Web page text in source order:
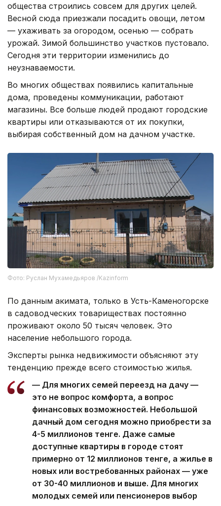
общества строились совсем для других целей.
Весной сюда приезжали посадить овощи, летом
— ухаживать за огородом, осенью — собрать
урожай. Зимой большинство участков пустовало.
Сегодня эти территории изменились до
неузнаваемости.
Во многих обществах появились капитальные
дома, проведены коммуникации, работают
магазины. Все больше людей продают городские
квартиры или отказываются от их покупки,
выбирая собственный дом на дачном участке.
Фото: Руслан Мухамедьяров /Kazinform
По данным акимата, только в Усть-Каменогорске
в садоводческих товариществах постоянно
проживают около 50 тысяч человек. Это
население небольшого города.
Эксперты рынка недвижимости объясняют эту
тенденцию прежде всего стоимостью жилья.
— Для многих семей переезд на дачу —
это не вопрос комфорта, а вопрос
финансовых возможностей. Небольшой
дачный дом сегодня можно приобрести за
4-5 миллионов тенге. Даже самые
доступные квартиры в городе стоят
примерно от 12 миллионов тенге, а жилье в
новых или востребованных районах — уже
от 30-40 миллионов и выше. Для многих
молодых семей или пенсионеров выбор